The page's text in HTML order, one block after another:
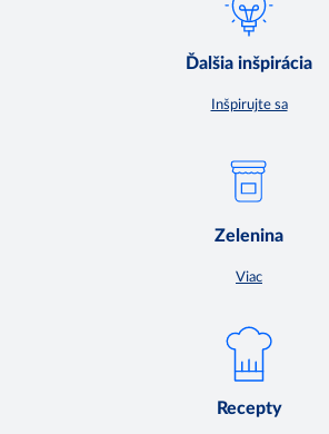
Ďalšia inšpirácia
Inšpirujte sa
Zelenina
Viac
Recepty